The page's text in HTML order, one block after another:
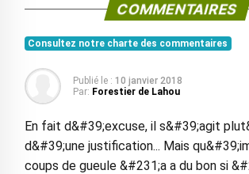
COMMENTAIRES
Consultez notre charte des commentaires
Publié le : 10 janvier 2018
Par: Forestier de Lahou
En fait d&#39;excuse, il s&#39;agit
d&#39;une justification... Mais
coups de gueule &#231;a a du bon si